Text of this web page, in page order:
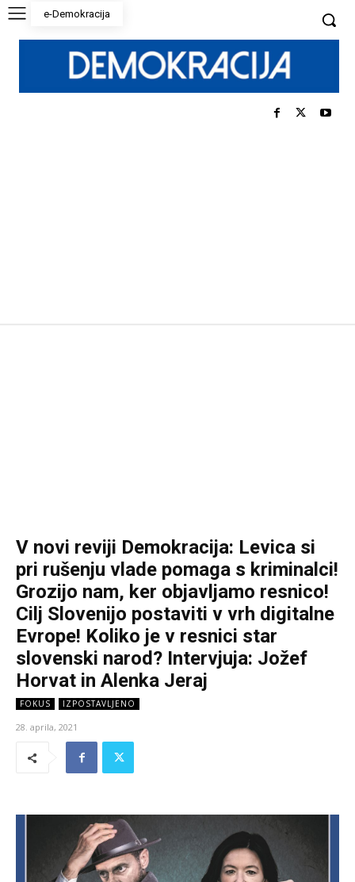
e-Demokracija
V novi reviji Demokracija: Levica si
pri rušenju vlade pomaga s kriminalci!
Grozijo nam, ker objavljamo resnico!
Cilj Slovenijo postaviti v vrh digitalne
Evrope! Koliko je v resnici star
slovenski narod? Intervjuja: Jožef
Horvat in Alenka Jeraj
FOKUS IZPOSTAVLJENO
28. aprila, 2021